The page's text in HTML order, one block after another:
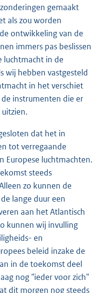
gemaakt
als zou worden
ontwikkeling van de
immers pas beslissen
luchtmacht in de
wij hebben vastgesteld
in het verschiet
instrumenten die er
dat het in
tot verregaande
Europese luchtmachten.
steeds
zo kunnen de
lange duur een
aan het Atlantisch
kunnen wij invulling
en
beleid inzake de
in de toekomst deel
nog "ieder voor zich"
dit morgen nog steeds